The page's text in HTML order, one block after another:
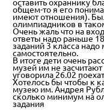
оставить охраннику
общем-то я его
имеют отношения).
олимпиадников в
Очень жаль что на
ответы надо раньше
заданий 3 класса
самостоятельно.
В итоге дети очень
музей им не
уговорила 26.02
Хотелось бы чтобы к
музею им. Андрея
сколько минимум на
задания